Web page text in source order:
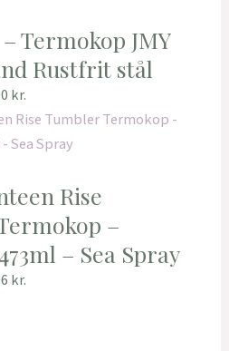
Termokop JMY
Rustfrit stål
kr.
Rise
–
– Sea Spray
kr.